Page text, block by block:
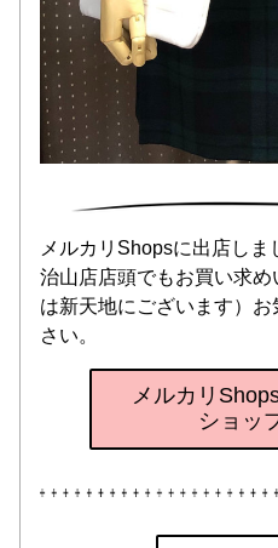
メルカリShopsに出店し
治山店店頭でもお買い求
は新天地にございます）
さい。
メルカリ
ショッ